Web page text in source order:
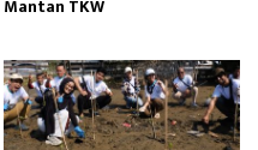
Mantan TKW